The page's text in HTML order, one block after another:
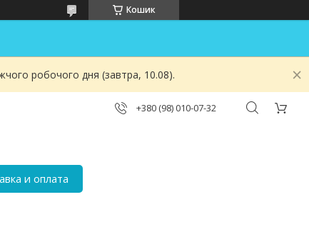
Кошик
робочого дня (завтра, 10.08).
+380 (98) 010-07-32
и оплата